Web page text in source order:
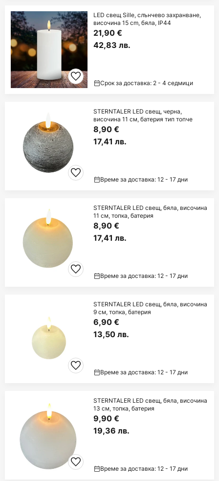
LED свещ Sille, слънчево захранване,
височина 15 cm, бяла, IP44
21,90 €
42,83 лв.
Срок за доставка: 2 - 4 седмици
STERNTALER LED свещ, черна,
височина 11 см, батерия тип топче
8,90 €
17,41 лв.
Време за доставка: 12 - 17 дни
STERNTALER LED свещ, бяла, височина
11 см, топка, батерия
8,90 €
17,41 лв.
Време за доставка: 12 - 17 дни
STERNTALER LED свещ, бяла, височина
9 см, топка, батерия
6,90 €
13,50 лв.
Време за доставка: 12 - 17 дни
STERNTALER LED свещ, бяла, височина
13 см, топка, батерия
9,90 €
19,36 лв.
Време за доставка: 12 - 17 дни